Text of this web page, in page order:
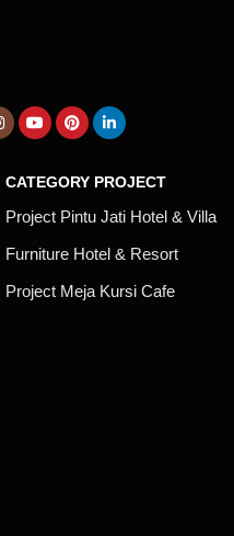
CATEGORY PROJECT
Project Pintu Jati Hotel & Villa
Furniture Hotel & Resort
Project Meja Kursi Cafe